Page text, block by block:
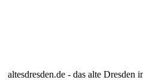
altesdresden.de - das alte Dresden